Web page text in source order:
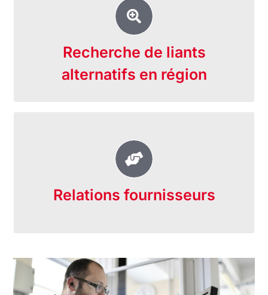
Recherche de liants
alternatifs en région
Grâce à son service achats, Soletanche
Bachy vérifie la disponibilité de liants
alternatifs dans la région de votre projet
et assure l’approvisionnement.
Relations fournisseurs
Nous identifions les meilleurs bétons et
coulis Bas Carbone du marché.